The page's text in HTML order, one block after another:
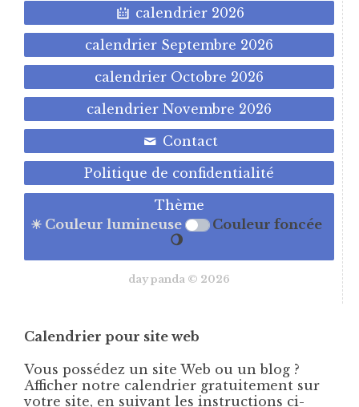
calendrier 2026
calendrier Septembre 2026
calendrier Octobre 2026
calendrier Novembre 2026
Contact
Politique de confidentialité
Thème
☀ Couleur lumineuse
Couleur foncée
🌖
day panda © 2026
Calendrier pour site web
Vous possédez un site Web ou un blog ?
Afficher notre calendrier gratuitement sur
votre site, en suivant les instructions ci-